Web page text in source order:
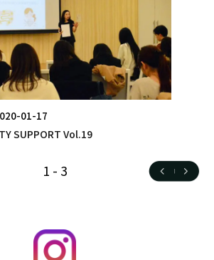
01-17
SUPPORT Vol.19
1 - 3